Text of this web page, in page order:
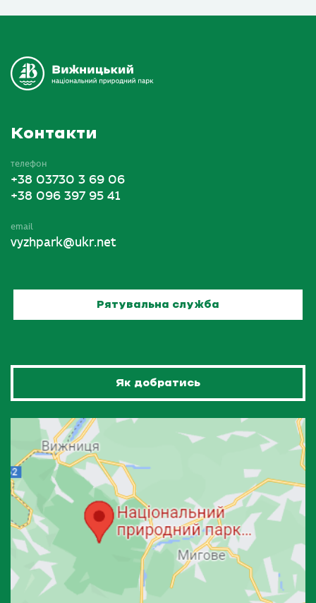
Контакти
телефон
+38 03730 3 69 06
+38 096 397 95 41
email
vyzhpark@ukr.net
Рятувальна служба
Як добратись